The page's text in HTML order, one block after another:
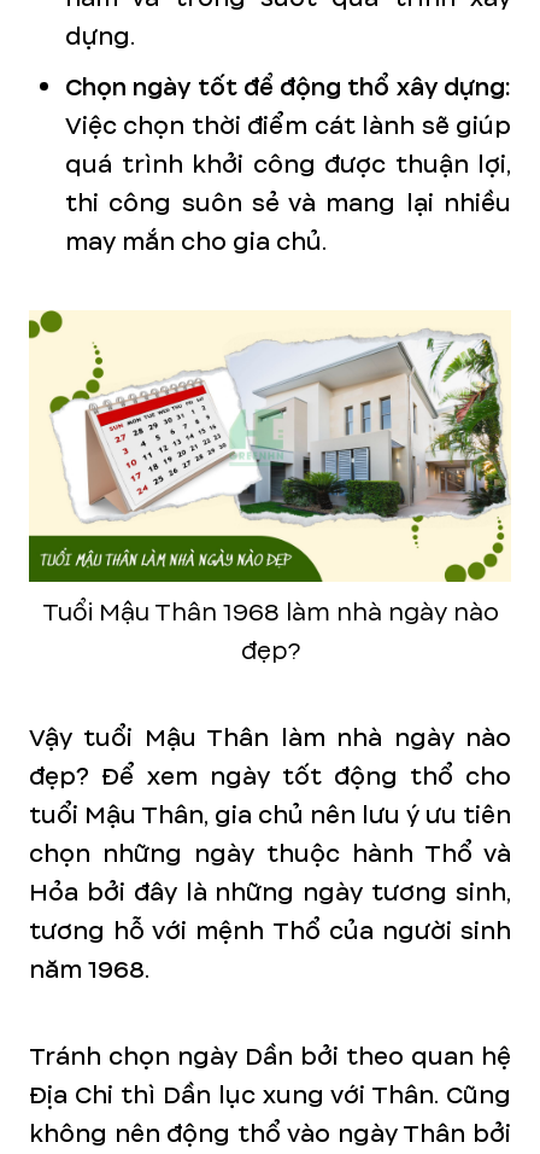
dựng.
Chọn ngày tốt để động thổ xây dựng:
Việc chọn thời điểm cát lành sẽ giúp
quá trình khởi công được thuận lợi,
thi công suôn sẻ và mang lại nhiều
may mắn cho gia chủ.
Tuổi Mậu Thân 1968 làm nhà ngày nào
đẹp?
Vậy tuổi Mậu Thân làm nhà ngày nào
đẹp? Để xem ngày tốt động thổ cho
tuổi Mậu Thân, gia chủ nên lưu ý ưu tiên
chọn những ngày thuộc hành Thổ và
Hỏa bởi đây là những ngày tương sinh,
tương hỗ với mệnh Thổ của người sinh
năm 1968.
Tránh chọn ngày Dần bởi theo quan hệ
Địa Chi thì Dần lục xung với Thân. Cũng
không nên động thổ vào ngày Thân bởi